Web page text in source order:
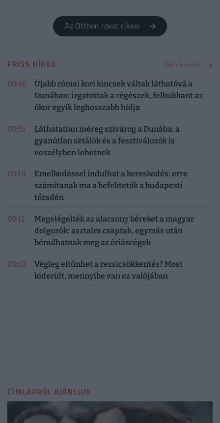
Az Otthon rovat cikkei
FRISS HÍREK Több friss hír
09:40
Újabb római kori kincsek váltak láthatóvá a
Dunában: izgatottak a régészek, felbukkant az
ókor egyik leghosszabb hídja
09:31
Láthatatlan méreg szivárog a Dunába: a
gyanútlan sétálók és a fesztiválozók is
veszélyben lehetnek
09:19
Emelkedéssel indulhat a kereskedés: erre
számítanak ma a befektetők a budapesti
tőzsdén
09:11
Megelégelték az alacsony béreket a magyar
dolgozók: asztalra csaptak, egymás után
bénulhatnak meg az óriáscégek
09:02
Végleg eltűnhet a rezsicsökkentés? Most
kiderült, mennyibe van ez valójában
CÍMLAPRÓL AJÁNLJUK